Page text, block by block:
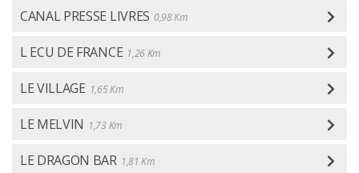
CANAL PRESSE LIVRES 0,98 Km
L ECU DE FRANCE 1,26 Km
LE VILLAGE 1,65 Km
LE MELVIN 1,73 Km
LE DRAGON BAR 1,81 Km